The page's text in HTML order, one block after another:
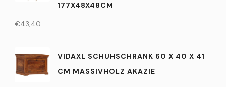
177X48X48CM
€43,40
VIDAXL SCHUHSCHRANK 60 X 40 X 41
CM MASSIVHOLZ AKAZIE